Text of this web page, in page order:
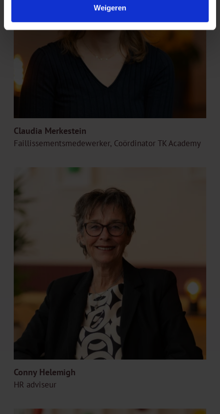
Weigeren
Claudia Merkestein
Faillissementsmedewerker, Coördinator TK Academy
Conny Helemigh
HR adviseur